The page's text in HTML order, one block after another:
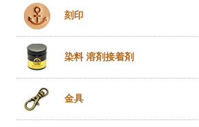
刻印
染料 溶剤接着剤
金具